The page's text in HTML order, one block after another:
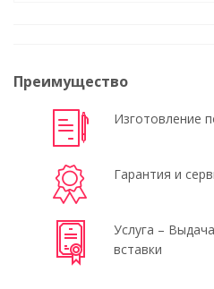
Преимущество
Изготовление
Гарантия и
Услуга –
вставки